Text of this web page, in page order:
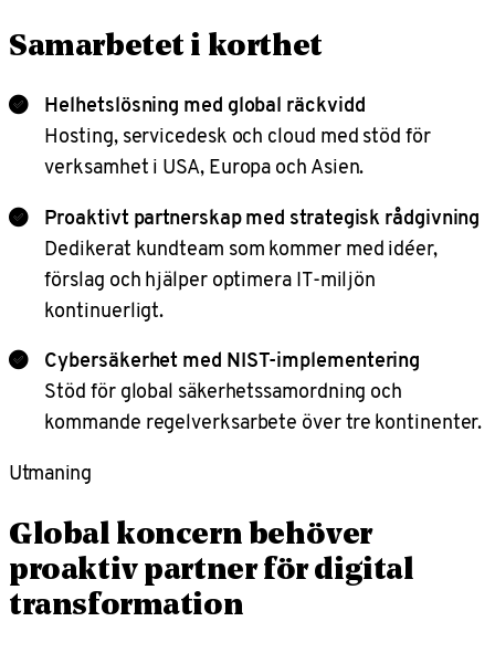
Samarbetet i korthet
Helhetslösning med global räckvidd
Hosting, servicedesk och cloud med stöd för
verksamhet i USA, Europa och Asien.
Proaktivt partnerskap med strategisk rådgivning
Dedikerat kundteam som kommer med idéer,
förslag och hjälper optimera IT-miljön
kontinuerligt.
Cybersäkerhet med NIST-implementering
Stöd för global säkerhetssamordning och
kommande regelverksarbete över tre kontinenter.
Utmaning
Global koncern behöver
proaktiv partner för digital
transformation